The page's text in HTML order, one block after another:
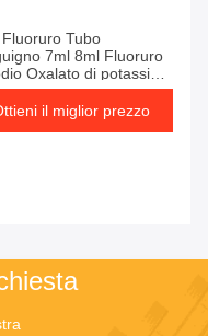
Fluoruro Tubo
7ml 8ml Fluoruro
Oxalato di potassio
sanguigno
il miglior prezzo